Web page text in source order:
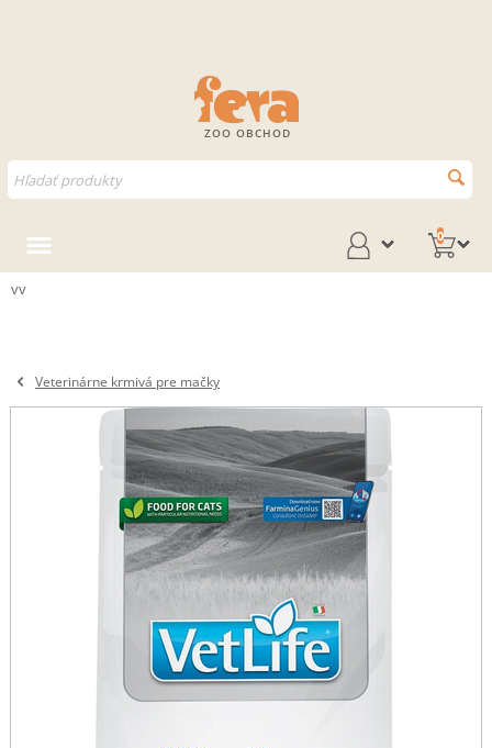
ZOO OBCHOD
0
vv
Veterinárne krmivá pre mačky